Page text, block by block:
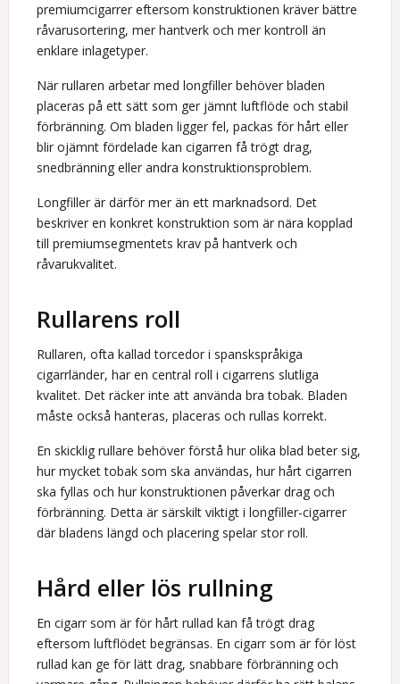
premiumcigarrer eftersom konstruktionen kräver bättre
råvarusortering, mer hantverk och mer kontroll än
enklare inlagetyper.
När rullaren arbetar med longfiller behöver bladen
placeras på ett sätt som ger jämnt luftflöde och stabil
förbränning. Om bladen ligger fel, packas för hårt eller
blir ojämnt fördelade kan cigarren få trögt drag,
snedbränning eller andra konstruktionsproblem.
Longfiller är därför mer än ett marknadsord. Det
beskriver en konkret konstruktion som är nära kopplad
till premiumsegmentets krav på hantverk och
råvarukvalitet.
Rullarens roll
Rullaren, ofta kallad torcedor i spanskspråkiga
cigarrländer, har en central roll i cigarrens slutliga
kvalitet. Det räcker inte att använda bra tobak. Bladen
måste också hanteras, placeras och rullas korrekt.
En skicklig rullare behöver förstå hur olika blad beter sig,
hur mycket tobak som ska användas, hur hårt cigarren
ska fyllas och hur konstruktionen påverkar drag och
förbränning. Detta är särskilt viktigt i longfiller-cigarrer
där bladens längd och placering spelar stor roll.
Hård eller lös rullning
En cigarr som är för hårt rullad kan få trögt drag
eftersom luftflödet begränsas. En cigarr som är för löst
rullad kan ge för lätt drag, snabbare förbränning och